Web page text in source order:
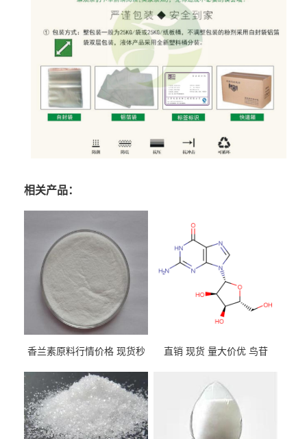
相关产品：
香兰素原料行情价格 现货秒
直销 现货 量大价优 鸟苷